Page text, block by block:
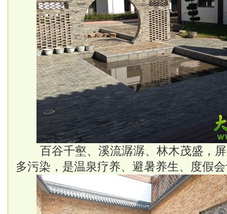
百谷千壑、溪流潺潺、林木茂盛，
多污染，是温泉疗养、避暑养生、度假